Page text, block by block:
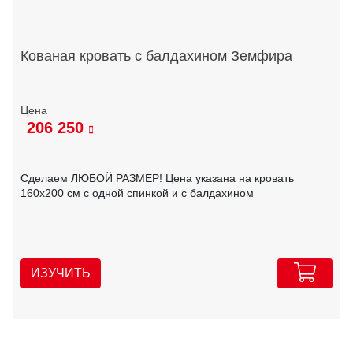
Кованая кровать с балдахином Земфира
206 250
Сделаем ЛЮБОЙ РАЗМЕР! Цена указана на кровать
160х200 см с одной спинкой и с балдахином
ИЗУЧИТЬ